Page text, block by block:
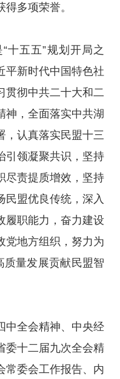
多项荣誉。
十五五”规划开局之
平新时代中国特色社
贯彻中共二十大和二
神，全面落实中共湖
，认真落实民盟十三
引领凝聚共识，坚持
尽责提质增效，坚持
民盟优良传统，深入
履职能力，奋力建设
党地方组织，努力为
质量发展贡献民盟智
中全会精神、中央经
委十二届九次全会精
常委会工作报告、内